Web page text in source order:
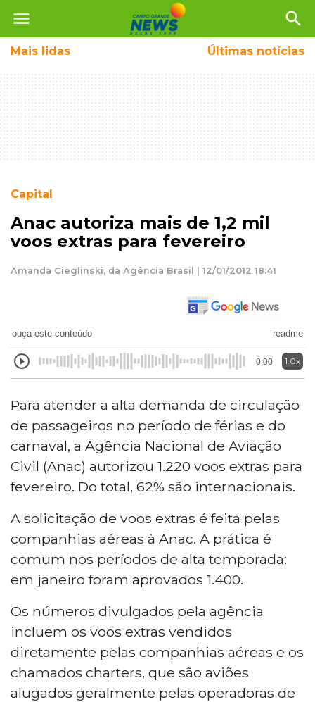
menu search
Mais lidas Últimas notícias
Capital
Anac autoriza mais de 1,2 mil
voos extras para fevereiro
Amanda Cieglinski, da Agência Brasil | 12/01/2012 18:41
ouça este conteúdo readme
0:00 1.0x
Para atender a alta demanda de circulação
de passageiros no período de férias e do
carnaval, a Agência Nacional de Aviação
Civil (Anac) autorizou 1.220 voos extras para
fevereiro. Do total, 62% são internacionais.
A solicitação de voos extras é feita pelas
companhias aéreas à Anac. A prática é
comum nos períodos de alta temporada:
em janeiro foram aprovados 1.400.
Os números divulgados pela agência
incluem os voos extras vendidos
diretamente pelas companhias aéreas e os
chamados charters, que são aviões
alugados geralmente pelas operadoras de